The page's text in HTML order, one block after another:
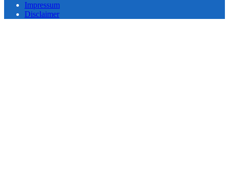
Impressum
Disclaimer